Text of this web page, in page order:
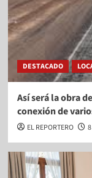
DESTACADO
Así será la obra
conexión de
EL REPORTERO